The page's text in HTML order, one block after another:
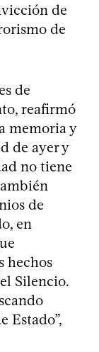
de
de
de
reafirmó
memoria y
de ayer y
no tiene
de
en
hechos
Silencio.
Estado”,